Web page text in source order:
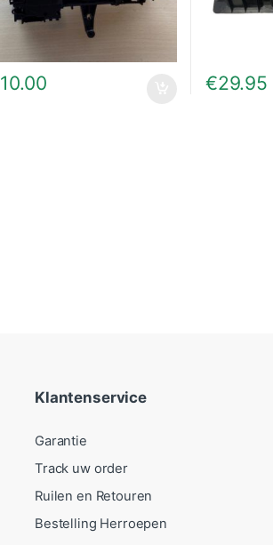
10.00 €29.95
Klantenservice
Garantie
Track uw order
Ruilen en Retouren
Bestelling Herroepen